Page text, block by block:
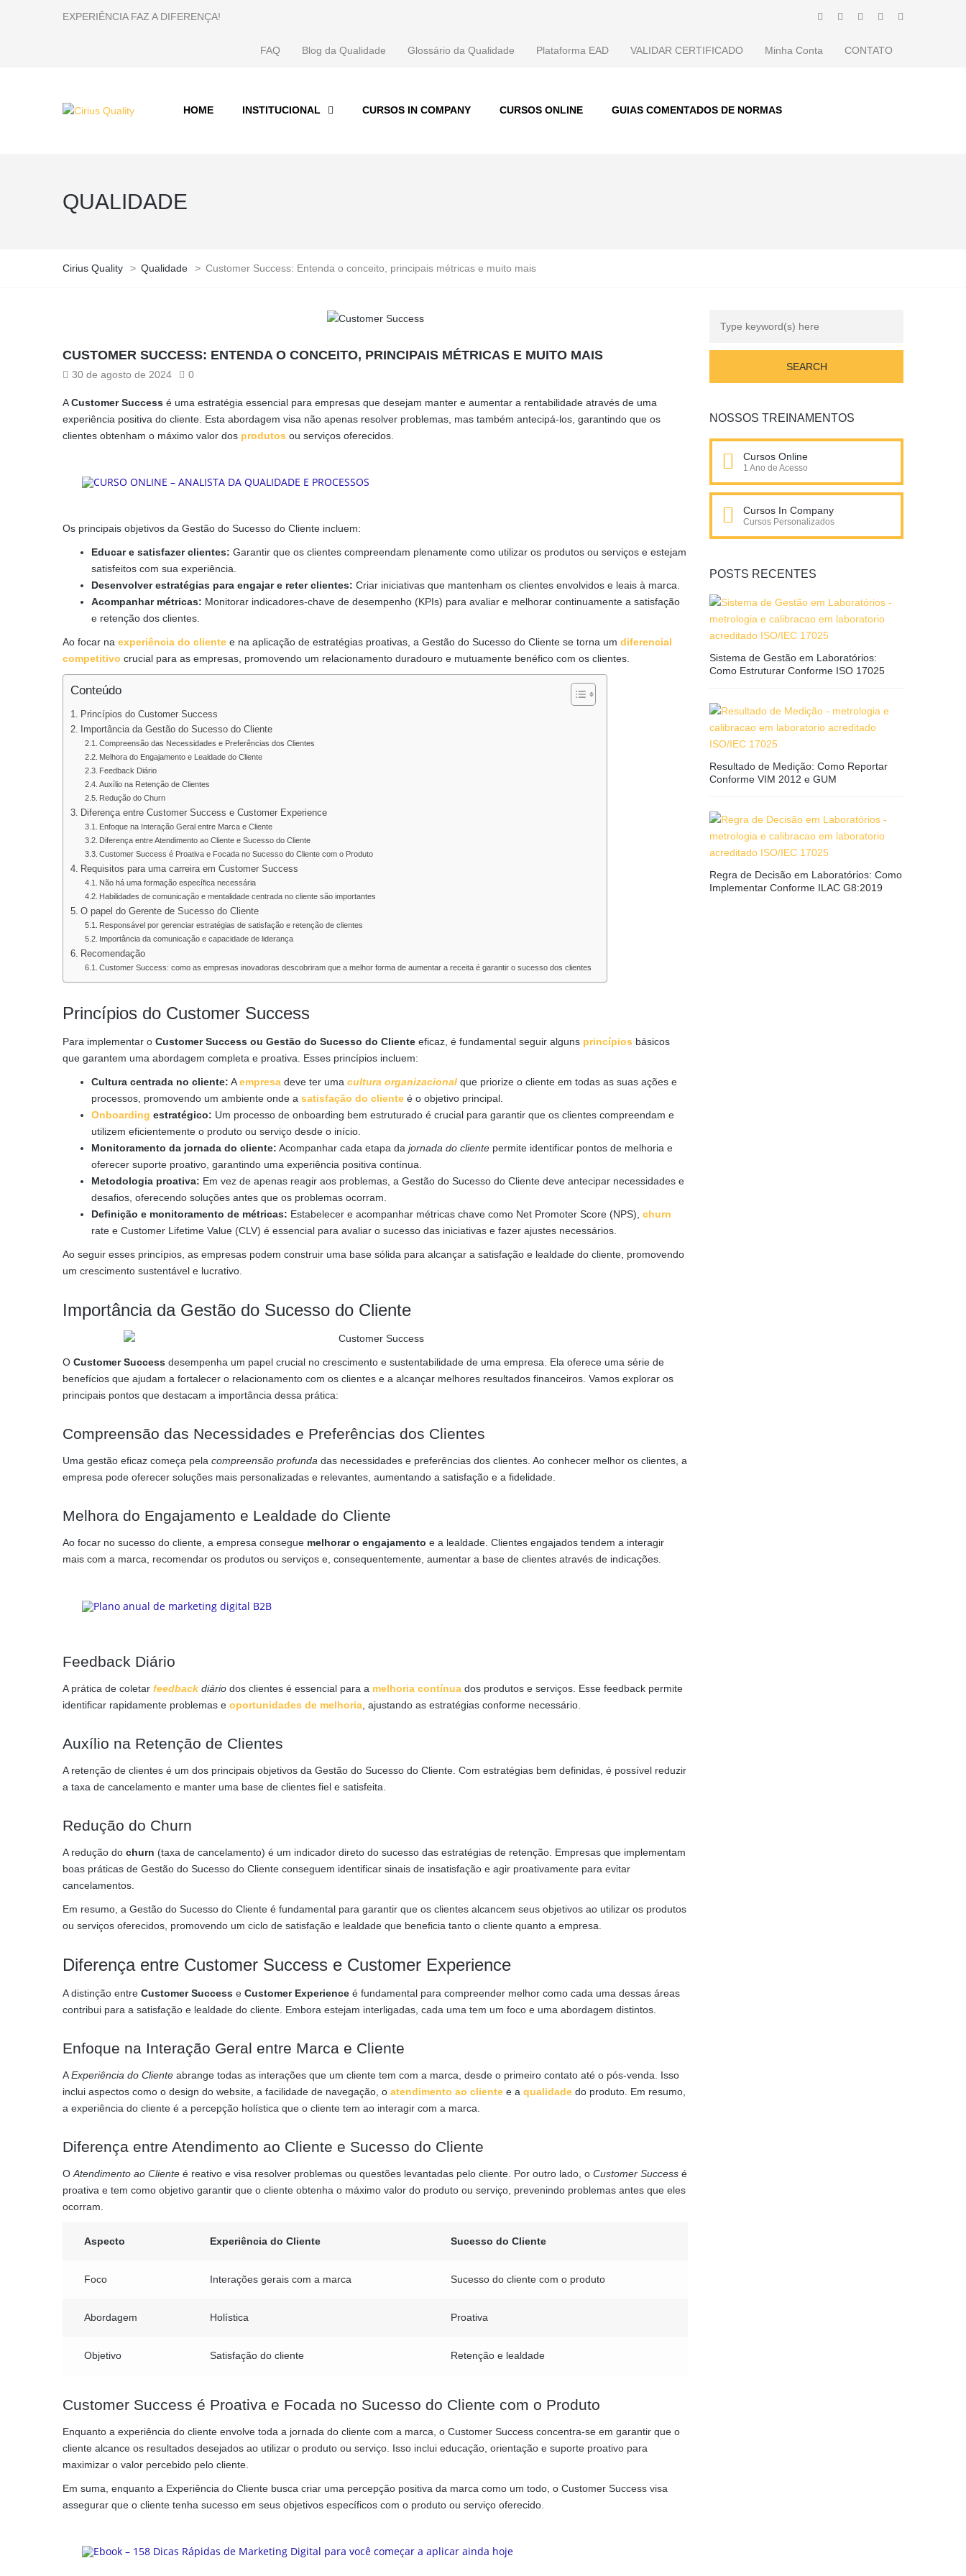
EXPERIÊNCIA FAZ A DIFERENÇA!
FAQ Blog da Qualidade Glossário da Qualidade Plataforma EAD VALIDAR CERTIFICADO Minha Conta CONTATO
HOME INSTITUCIONAL CURSOS IN COMPANY CURSOS ONLINE GUIAS COMENTADOS DE NORMAS
QUALIDADE
Cirius Quality > Qualidade > Customer Success: Entenda o conceito, principais métricas e muito mais
CUSTOMER SUCCESS: ENTENDA O CONCEITO, PRINCIPAIS MÉTRICAS E MUITO MAIS
30 de agosto de 2024 0
ACustomer Success é uma estratégia essencial para empresas que desejam manter e aumentar a rentabilidade através de uma
experiência positiva do cliente. Esta abordagem visa não apenas resolver problemas, mas também antecipá-los, garantindo que os
clientes obtenham o máximo valor dos produtos ou serviços oferecidos.
Os principais objetivos da Gestão do Sucesso do Cliente incluem:
Educar e satisfazer clientes: Garantir que os clientes compreendam plenamente como utilizar os produtos ou serviços e estejam
satisfeitos com sua experiência.
Desenvolver estratégias para engajar e reter clientes: Criar iniciativas que mantenham os clientes envolvidos e leais à marca.
Acompanhar métricas: Monitorar indicadores-chave de desempenho (KPIs) para avaliar e melhorar continuamente a satisfação
e retenção dos clientes.
Ao focar na experiência do cliente e na aplicação de estratégias proativas, a Gestão do Sucesso do Cliente se torna um diferencial
competitivo crucial para as empresas, promovendo um relacionamento duradouro e mutuamente benéfico com os clientes.
Conteúdo
Princípios do Customer Success
Importância da Gestão do Sucesso do Cliente
Compreensão das Necessidades e Preferências dos Clientes
Melhora do Engajamento e Lealdade do Cliente
Feedback Diário
Auxílio na Retenção de Clientes
Redução do Churn
Diferença entre Customer Success e Customer Experience
Enfoque na Interação Geral entre Marca e Cliente
Diferença entre Atendimento ao Cliente e Sucesso do Cliente
Customer Success é Proativa e Focada no Sucesso do Cliente com o Produto
Requisitos para uma carreira em Customer Success
Não há uma formação específica necessária
Habilidades de comunicação e mentalidade centrada no cliente são importantes
O papel do Gerente de Sucesso do Cliente
Responsável por gerenciar estratégias de satisfação e retenção de clientes
Importância da comunicação e capacidade de liderança
Recomendação
Customer Success: como as empresas inovadoras descobriram que a melhor forma de aumentar a receita é garantir o sucesso dos clientes
Princípios do Customer Success
Para implementar o Customer Success ou Gestão do Sucesso do Cliente eficaz, é fundamental seguir alguns princípios básicos
que garantem uma abordagem completa e proativa. Esses princípios incluem:
Cultura centrada no cliente: Aempresa deve ter uma cultura organizacional que priorize o cliente em todas as suas ações e
processos, promovendo um ambiente onde a satisfação do cliente é o objetivo principal.
Onboarding estratégico: Um processo de onboarding bem estruturado é crucial para garantir que os clientes compreendam e
utilizem eficientemente o produto ou serviço desde o início.
Monitoramento da jornada do cliente: Acompanhar cada etapa da jornada do cliente permite identificar pontos de melhoria e
oferecer suporte proativo, garantindo uma experiência positiva contínua.
Metodologia proativa: Em vez de apenas reagir aos problemas, a Gestão do Sucesso do Cliente deve antecipar necessidades e
desafios, oferecendo soluções antes que os problemas ocorram.
Definição e monitoramento de métricas: Estabelecer e acompanhar métricas chave como Net Promoter Score (NPS), churn
rate e Customer Lifetime Value (CLV) é essencial para avaliar o sucesso das iniciativas e fazer ajustes necessários.
Ao seguir esses princípios, as empresas podem construir uma base sólida para alcançar a satisfação e lealdade do cliente, promovendo
um crescimento sustentável e lucrativo.
Importância da Gestão do Sucesso do Cliente
O Customer Success desempenha um papel crucial no crescimento e sustentabilidade de uma empresa. Ela oferece uma série de
benefícios que ajudam a fortalecer o relacionamento com os clientes e a alcançar melhores resultados financeiros. Vamos explorar os
principais pontos que destacam a importância dessa prática:
Compreensão das Necessidades e Preferências dos Clientes
Uma gestão eficaz começa pela compreensão profunda das necessidades e preferências dos clientes. Ao conhecer melhor os clientes, a
empresa pode oferecer soluções mais personalizadas e relevantes, aumentando a satisfação e a fidelidade.
Melhora do Engajamento e Lealdade do Cliente
Ao focar no sucesso do cliente, a empresa consegue melhorar o engajamento e a lealdade. Clientes engajados tendem a interagir
mais com a marca, recomendar os produtos ou serviços e, consequentemente, aumentar a base de clientes através de indicações.
Feedback Diário
A prática de coletar feedback diário dos clientes é essencial para a melhoria contínua dos produtos e serviços. Esse feedback permite
identificar rapidamente problemas e oportunidades de melhoria , ajustando as estratégias conforme necessário.
Auxílio na Retenção de Clientes
A retenção de clientes é um dos principais objetivos da Gestão do Sucesso do Cliente. Com estratégias bem definidas, é possível reduzir
a taxa de cancelamento e manter uma base de clientes fiel e satisfeita.
Redução do Churn
A redução do churn (taxa de cancelamento) é um indicador direto do sucesso das estratégias de retenção. Empresas que implementam
boas práticas de Gestão do Sucesso do Cliente conseguem identificar sinais de insatisfação e agir proativamente para evitar
cancelamentos.
Em resumo, a Gestão do Sucesso do Cliente é fundamental para garantir que os clientes alcancem seus objetivos ao utilizar os produtos
ou serviços oferecidos, promovendo um ciclo de satisfação e lealdade que beneficia tanto o cliente quanto a empresa.
Diferença entre Customer Success e Customer Experience
A distinção entre Customer Success e Customer Experience é fundamental para compreender melhor como cada uma dessas áreas
contribui para a satisfação e lealdade do cliente. Embora estejam interligadas, cada uma tem um foco e uma abordagem distintos.
Enfoque na Interação Geral entre Marca e Cliente
AExperiência do Cliente abrange todas as interações que um cliente tem com a marca, desde o primeiro contato até o pós-venda. Isso
inclui aspectos como o design do website, a facilidade de navegação, o atendimento ao cliente e a qualidade do produto. Em resumo,
a experiência do cliente é a percepção holística que o cliente tem ao interagir com a marca.
Diferença entre Atendimento ao Cliente e Sucesso do Cliente
O Atendimento ao Cliente é reativo e visa resolver problemas ou questões levantadas pelo cliente. Por outro lado, o Customer Success é
proativa e tem como objetivo garantir que o cliente obtenha o máximo valor do produto ou serviço, prevenindo problemas antes que eles
ocorram.
Aspecto Experiência do Cliente Sucesso do Cliente
Foco Interações gerais com a marca Sucesso do cliente com o produto
Abordagem Holística Proativa
Objetivo Satisfação do cliente Retenção e lealdade
Customer Success é Proativa e Focada no Sucesso do Cliente com o Produto
Enquanto a experiência do cliente envolve toda a jornada do cliente com a marca, o Customer Success concentra-se em garantir que o
cliente alcance os resultados desejados ao utilizar o produto ou serviço. Isso inclui educação, orientação e suporte proativo para
maximizar o valor percebido pelo cliente.
Em suma, enquanto a Experiência do Cliente busca criar uma percepção positiva da marca como um todo, o Customer Success visa
assegurar que o cliente tenha sucesso em seus objetivos específicos com o produto ou serviço oferecido.
NOSSOS TREINAMENTOS
Cursos Online
1 Ano de Acesso
Cursos In Company
Cursos Personalizados
POSTS RECENTES
Sistema de Gestão em Laboratórios:
Como Estruturar Conforme ISO 17025
Resultado de Medição: Como Reportar
Conforme VIM 2012 e GUM
Regra de Decisão em Laboratórios: Como
Implementar Conforme ILAC G8:2019